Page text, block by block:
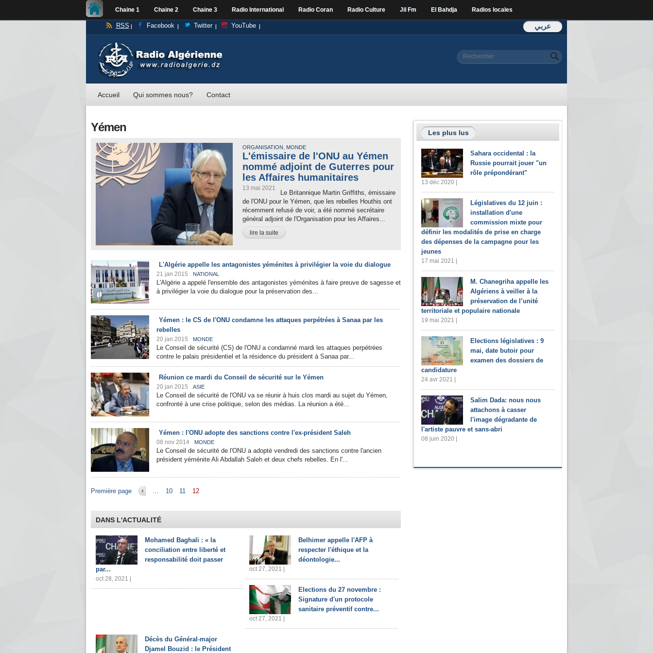
Chaine 1 Chaine 2 Chaine 3 Radio International Radio Coran Radio Culture Jil Fm El Bahdja Radios locales
عربي RSS Facebook Twitter YouTube
Formulaire de
Rechercher
Accueil Qui sommes nous? Contact
Yémen
ORGANISATION, MONDE
L'émissaire de l'ONU au Yémen
nommé adjoint de Guterres pour
les Affaires humanitaires
13 mai 2021
Le Britannique Martin Griffiths, émissaire
de l'ONU pour le Yémen, que les rebelles Houthis ont
récemment refusé de voir, a été nommé secrétaire
général adjoint de l'Organisation pour les Affaires...
lire la suite
L'Algérie appelle les antagonistes yéménites à privilégier la voie du dialogue
21 jan 2015 NATIONAL
L'Algérie a appelé l'ensemble des antagonistes yéménites à faire preuve de sagesse et
à privilégier la voie du dialogue pour la préservation des...
Yémen : le CS de l'ONU condamne les attaques perpétrées à Sanaa par les
rebelles
20 jan 2015 MONDE
Le Conseil de sécurité (CS) de l'ONU a condamné mardi les attaques perpétrées
contre le palais présidentiel et la résidence du président à Sanaa par...
Réunion ce mardi du Conseil de sécurité sur le Yémen
20 jan 2015 ASIE
Le Conseil de sécurité de l'ONU va se réunir à huis clos mardi au sujet du Yémen,
confronté à une crise politique, selon des médias. La réunion a été...
Yémen : l'ONU adopte des sanctions contre l'ex-président Saleh
08 nov 2014 MONDE
Le Conseil de sécurité de l'ONU a adopté vendredi des sanctions contre l'ancien
président yéménite Ali Abdallah Saleh et deux chefs rebelles. En l'...
Pages
Première page … 10 11 12
DANS L'ACTUALITÉ
Mohamed Baghali : « la
conciliation entre liberté et
responsabilité doit passer
par...
oct 28, 2021 |
Belhimer appelle l'AFP à
respecter l'éthique et la
déontologie...
oct 27, 2021 |
Elections du 27 novembre :
Signature d'un protocole
sanitaire préventif contre...
oct 27, 2021 |
Décès du Général-major
Djamel Bouzid : le Président
Les plus lus
Sahara occidental : la
Russie pourrait jouer "un
rôle prépondérant"
13 déc 2020 |
Législatives du 12 juin :
installation d'une
commission mixte pour
définir les modalités de prise en charge
des dépenses de la campagne pour les
jeunes
17 mai 2021 |
M. Chanegriha appelle les
Algériens à veiller à la
préservation de l’unité
territoriale et populaire nationale
19 mai 2021 |
Elections législatives : 9
mai, date butoir pour
examen des dossiers de
candidature
24 avr 2021 |
Salim Dada: nous nous
attachons à casser
l'image dégradante de
l'artiste pauvre et sans-abri
08 juin 2020 |